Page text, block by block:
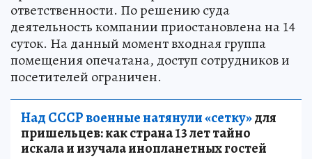
ответственности. По решению суда
деятельность компании приостановлена на 14
суток. На данный момент входная группа
помещения опечатана, доступ сотрудников и
посетителей ограничен.
Над СССР военные натянули «сетку»для
пришельцев: как страна 13 лет тайно
искала и изучала инопланетных гостей